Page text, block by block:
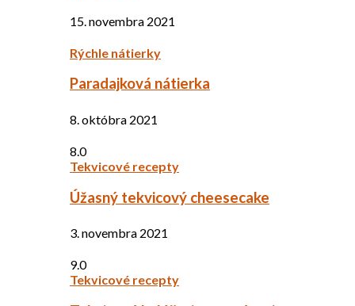
15. novembra 2021
Rýchle nátierky
Paradajková nátierka
8. októbra 2021
8.0
Tekvicové recepty
Úžasný tekvicový cheesecake
3. novembra 2021
9.0
Tekvicové recepty